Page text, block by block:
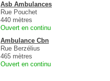
Asb Ambulances
Rue Pouchet
440 mètres
Ouvert en continu
Ambulance Cbn
Rue Berzélius
465 mètres
Ouvert en continu